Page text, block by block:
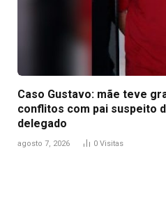
Caso Gustavo: mãe teve
conflitos com pai suspeito
delegado
agosto 7, 2026 0 Visitas